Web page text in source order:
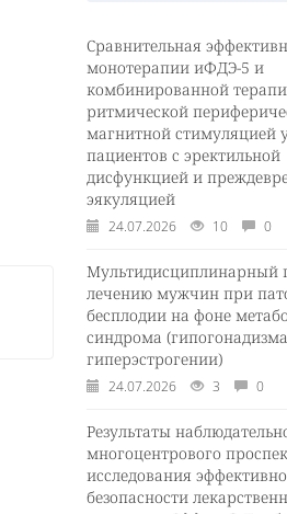
Сравнительная
монотерапии иФДЭ-5 и
комбинированной
ритмической
магнитной стимуляцией
пациентов с эректильной
дисфункцией и
эякуляцией
24.07.2026 10 0
Мультидисциплинарный
лечению мужчин при
бесплодии на фоне
синдрома
гиперэстрогении)
24.07.2026 3 0
Результаты
многоцентрового
исследования
безопасности